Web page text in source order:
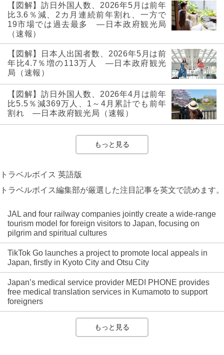
【図解】訪日外国人数、2026年5月は前年
比3.6％減、2カ月連続前年割れ、一方で
19市場では過去最多 ―日本政府観光局
（速報）
【図解】日本人出国者数、2026年5月は前
年比4.7％増の113万人 ―日本政府観光
局（速報）
【図解】訪日外国人数、2026年4月は前年
比5.5％減369万人、1～4月累計でも前年
割れ ―日本政府観光局（速報）
もっと見る
トラベルボイス 英語版
トラベルボイス編集部が厳選した注目記事を英文で読めます。
JAL and four railway companies jointly create a wide-range
tourism model for foreign visitors to Japan, focusing on
pilgrim and spiritual cultures
TikTok Go launches a project to promote local appeals in
Japan, firstly in Kyoto City and Otsu City
Japan’s medical service provider MEDI PHONE provides
free medical translation services in Kumamoto to support
foreigners
もっと見る